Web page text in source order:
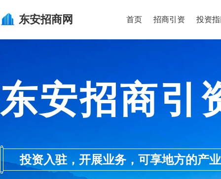
东安招商网 首页 招商引资 投资
东安招商引
投资入驻，开展业务，可享地方的产